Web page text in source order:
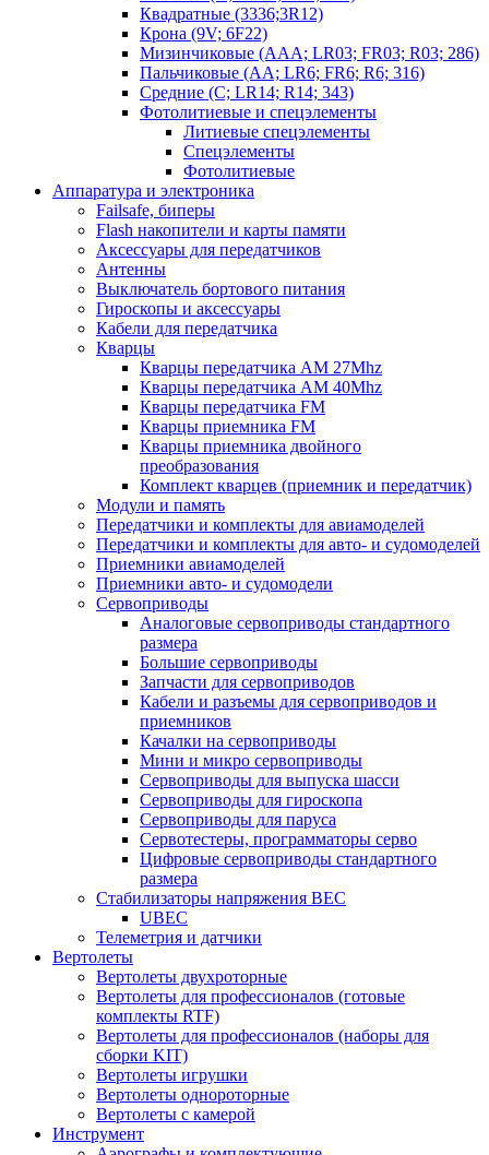
Квадратные (3336;3R12)
Крона (9V; 6F22)
Мизинчиковые (AAA; LR03; FR03; R03; 286)
Пальчиковые (AA; LR6; FR6; R6; 316)
Средние (C; LR14; R14; 343)
Фотолитиевые и спецэлементы
Литиевые спецэлементы
Спецэлементы
Фотолитиевые
Аппаратура и электроника
Failsafe, биперы
Flash накопители и карты памяти
Аксессуары для передатчиков
Антенны
Выключатель бортового питания
Гироскопы и аксессуары
Кабели для передатчика
Кварцы
Кварцы передатчика AM 27Mhz
Кварцы передатчика AM 40Mhz
Кварцы передатчика FM
Кварцы приемника FM
Кварцы приемника двойного
преобразования
Комплект кварцев (приемник и передатчик)
Модули и память
Передатчики и комплекты для авиамоделей
Передатчики и комплекты для авто- и судомоделей
Приемники авиамоделей
Приемники авто- и судомодели
Сервоприводы
Аналоговые сервоприводы стандартного
размера
Большие сервоприводы
Запчасти для сервоприводов
Кабели и разъемы для сервоприводов и
приемников
Качалки на сервоприводы
Мини и микро сервоприводы
Сервоприводы для выпуска шасси
Сервоприводы для гироскопа
Сервоприводы для паруса
Сервотестеры, программаторы серво
Цифровые сервоприводы стандартного
размера
Стабилизаторы напряжения BEC
UBEC
Телеметрия и датчики
Вертолеты
Вертолеты двухроторные
Вертолеты для профессионалов (готовые
комплекты RTF)
Вертолеты для профессионалов (наборы для
сборки KIT)
Вертолеты игрушки
Вертолеты однороторные
Вертолеты с камерой
Инструмент